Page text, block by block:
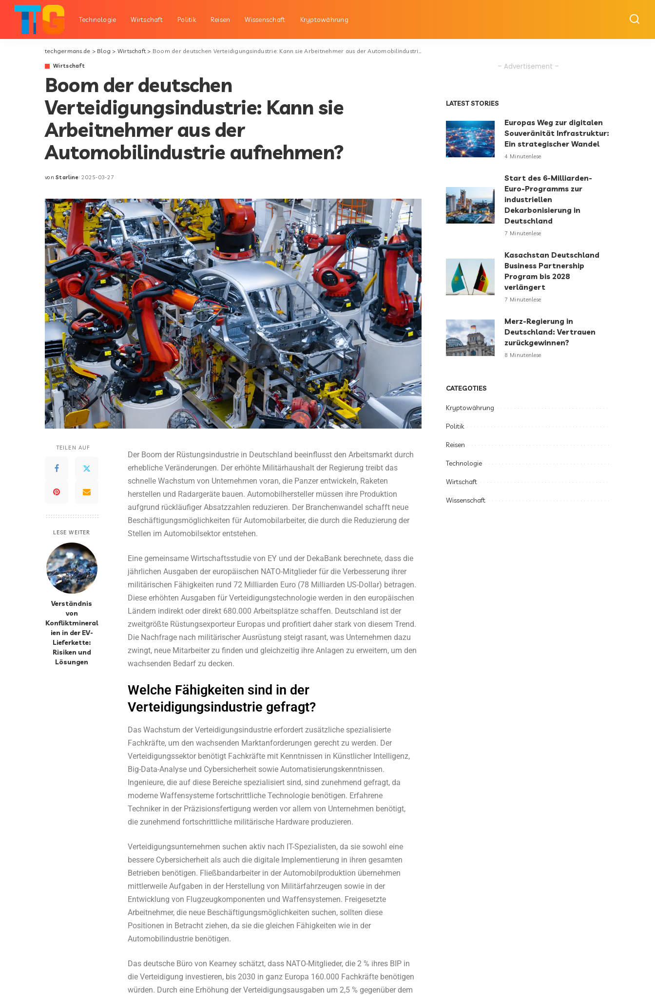
Technologie Wirtschaft Politik Reisen Wissenschaft Kryptowährung
techgermans.de > Blog > Wirtschaft> Boom der deutschen Verteidigungsindustrie: Kann sie Arbeitnehmer aus der Automobilindustrie aufnehmen?
Wirtschaft
Boom der deutschen
Verteidigungsindustrie: Kann sie
Arbeitnehmer aus der
Automobilindustrie aufnehmen?
von Starline 2025-03-27
TEILEN AUF
LESE WEITER
Verständnis
von
Konfliktmineral
ien in der EV-
Lieferkette:
Risiken und
Lösungen
Der Boom der Rüstungsindustrie in Deutschland beeinflusst den Arbeitsmarkt durch
erhebliche Veränderungen. Der erhöhte Militärhaushalt der Regierung treibt das
schnelle Wachstum von Unternehmen voran, die Panzer entwickeln, Raketen
herstellen und Radargeräte bauen. Automobilhersteller müssen ihre Produktion
aufgrund rückläufiger Absatzzahlen reduzieren. Der Branchenwandel schafft neue
Beschäftigungsmöglichkeiten für Automobilarbeiter, die durch die Reduzierung der
Stellen im Automobilsektor entstehen.
Eine gemeinsame Wirtschaftsstudie von EY und der DekaBank berechnete, dass die
jährlichen Ausgaben der europäischen NATO-Mitglieder für die Verbesserung ihrer
militärischen Fähigkeiten rund 72 Milliarden Euro (78 Milliarden US-Dollar) betragen.
Diese erhöhten Ausgaben für Verteidigungstechnologie werden in den europäischen
Ländern indirekt oder direkt 680.000 Arbeitsplätze schaffen. Deutschland ist der
zweitgrößte Rüstungsexporteur Europas und profitiert daher stark von diesem Trend.
Die Nachfrage nach militärischer Ausrüstung steigt rasant, was Unternehmen dazu
zwingt, neue Mitarbeiter zu finden und gleichzeitig ihre Anlagen zu erweitern, um den
wachsenden Bedarf zu decken.
Welche Fähigkeiten sind in der
Verteidigungsindustrie gefragt?
Das Wachstum der Verteidigungsindustrie erfordert zusätzliche spezialisierte
Fachkräfte, um den wachsenden Marktanforderungen gerecht zu werden. Der
Verteidigungssektor benötigt Fachkräfte mit Kenntnissen in Künstlicher Intelligenz,
Big-Data-Analyse und Cybersicherheit sowie Automatisierungskenntnissen.
Ingenieure, die auf diese Bereiche spezialisiert sind, sind zunehmend gefragt, da
moderne Waffensysteme fortschrittliche Technologie benötigen. Erfahrene
Techniker in der Präzisionsfertigung werden vor allem von Unternehmen benötigt,
die zunehmend fortschrittliche militärische Hardware produzieren.
Verteidigungsunternehmen suchen aktiv nach IT-Spezialisten, da sie sowohl eine
bessere Cybersicherheit als auch die digitale Implementierung in ihren gesamten
Betrieben benötigen. Fließbandarbeiter in der Automobilproduktion übernehmen
mittlerweile Aufgaben in der Herstellung von Militärfahrzeugen sowie in der
Entwicklung von Flugzeugkomponenten und Waffensystemen. Freigesetzte
Arbeitnehmer, die neue Beschäftigungsmöglichkeiten suchen, sollten diese
Positionen in Betracht ziehen, da sie die gleichen Fähigkeiten wie in der
Automobilindustrie benötigen.
Das deutsche Büro von Kearney schätzt, dass NATO-Mitglieder, die 2 % ihres BIP in
die Verteidigung investieren, bis 2030 in ganz Europa 160.000 Fachkräfte benötigen
würden. Durch eine Erhöhung der Verteidigungsausgaben um 2,5 % gegenüber dem
– Advertisement –
LATEST STORIES
Europas Weg zur digitalen
Souveränität Infrastruktur:
Ein strategischer Wandel
4 Minutenlese
Start des 6-Milliarden-
Euro-Programms zur
industriellen
Dekarbonisierung in
Deutschland
7 Minutenlese
Kasachstan Deutschland
Business Partnership
Program bis 2028
verlängert
7 Minutenlese
Merz-Regierung in
Deutschland: Vertrauen
zurückgewinnen?
8 Minutenlese
CATEGOTIES
Kryptowährung
Politik
Reisen
Technologie
Wirtschaft
Wissenschaft